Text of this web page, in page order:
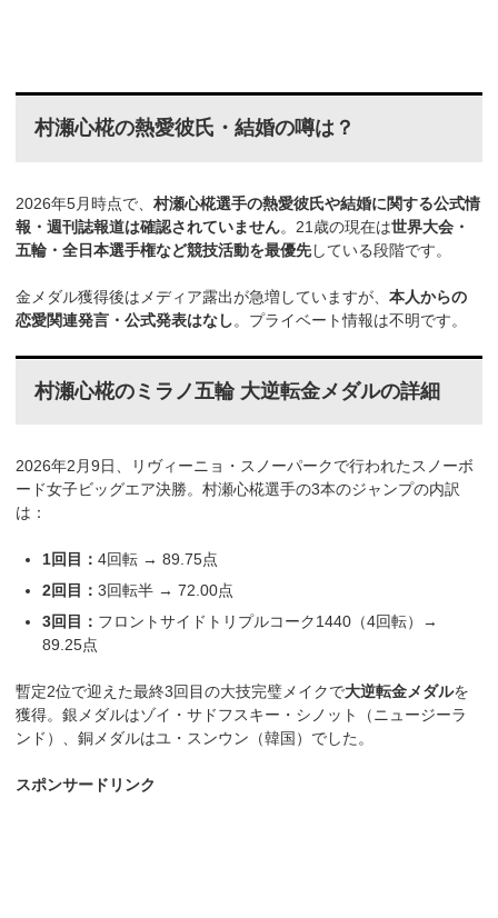
村瀬心椛の熱愛彼氏・結婚の噂は？
2026年5月時点で、村瀬心椛選手の熱愛彼氏や結婚に関する公式情
報・週刊誌報道は確認されていません。21歳の現在は世界大会・
五輪・全日本選手権など競技活動を最優先している段階です。
金メダル獲得後はメディア露出が急増していますが、本人からの
恋愛関連発言・公式発表はなし。プライベート情報は不明です。
村瀬心椛のミラノ五輪 大逆転金メダルの詳細
2026年2月9日、リヴィーニョ・スノーパークで行われたスノーボ
ード女子ビッグエア決勝。村瀬心椛選手の3本のジャンプの内訳
は：
1回目：4回転 → 89.75点
2回目：3回転半 → 72.00点
3回目： フロントサイドトリプルコーク1440（4回転）→
89.25点
暫定2位で迎えた最終3回目の大技完璧メイクで大逆転金メダルを
獲得。銀メダルはゾイ・サドフスキー・シノット（ニュージーラ
ンド）、銅メダルはユ・スンウン（韓国）でした。
スポンサードリンク